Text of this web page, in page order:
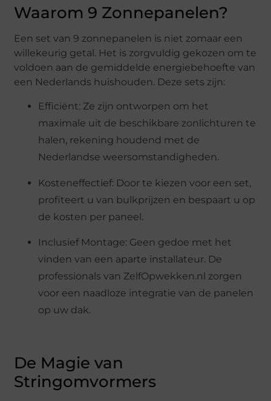
Waarom 9 Zonnepanelen?
Een set van 9 zonnepanelen is niet zomaar een
willekeurig getal. Het is zorgvuldig gekozen om te
voldoen aan de gemiddelde energiebehoefte van
een Nederlands huishouden. Deze sets zijn:
Efficiënt: Ze zijn ontworpen om het
maximale uit de beschikbare zonlichturen te
halen, rekening houdend met de
Nederlandse weersomstandigheden.
Kosteneffectief: Door te kiezen voor een set,
profiteert u van bulkprijzen en bespaart u op
de kosten per paneel.
Inclusief Montage: Geen gedoe met het
vinden van een aparte installateur. De
professionals van ZelfOpwekken.nl zorgen
voor een naadloze integratie van de panelen
op uw dak.
De Magie van
Stringomvormers